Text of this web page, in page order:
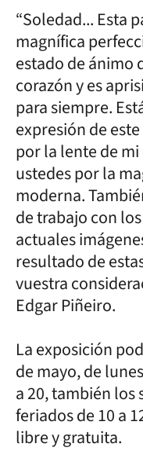
“Soledad... Esta
magnífica
estado de ánimo
corazón y es
para siempre.
expresión de
por la lente de
ustedes por la
moderna.
de trabajo con
actuales
resultado de
vuestra
Edgar Piñeiro.
La exposición
de mayo, de
a 20, también los
feriados de 10 a
libre y gratuita.